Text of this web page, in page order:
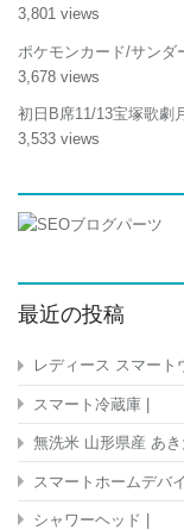
3,801 views
ポケモンカード/サンダ
3,678 views
初日B席11/13宝塚歌劇
3,533 views
最近の投稿
レディース スマート
スマート冷蔵庫 |
無洗米 山形県産 あき
スマートホームデバ
シャワーヘッド |